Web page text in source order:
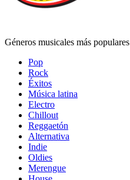
Géneros musicales más populares
Pop
Rock
Éxitos
Música latina
Electro
Chillout
Reggaetón
Alternativa
Indie
Oldies
Merengue